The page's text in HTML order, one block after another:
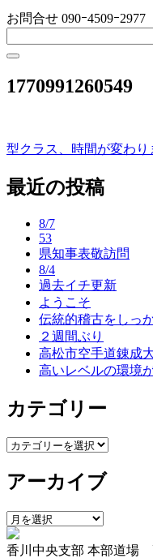
お問合せ 090ｰ4509ｰ2977
1770991260549
投
稿
型クラス、時間が変わり
最近の投稿
8/7
53
県知事表敬訪問
8/4
過去イチ更新
ようこそ
伝統的稽古をしっ
２週間ぶり
高松市空手道錬成
高いレベルの環境
カテゴリー
カ
ゴ
ー
アーカイブ
ア
ー
カ
香川中央支部 本部道場